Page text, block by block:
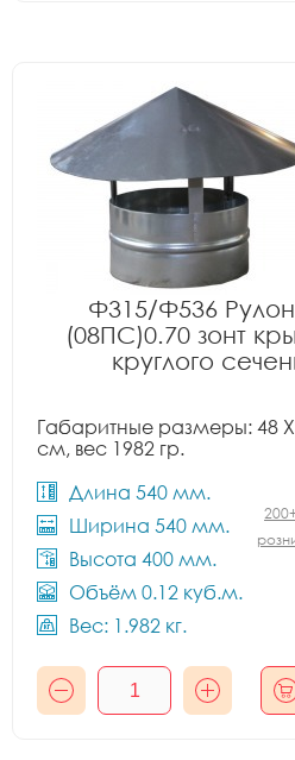
Ф315/Ф536
(08ПС)0.70 зонт
круглого
Габаритные размеры: 48 X
см, вес 1982 гр.
Длина 540 мм.
Ширина 540 мм.
Высота 400 мм.
Объём 0.12 куб.м.
Вес: 1.982 кг.